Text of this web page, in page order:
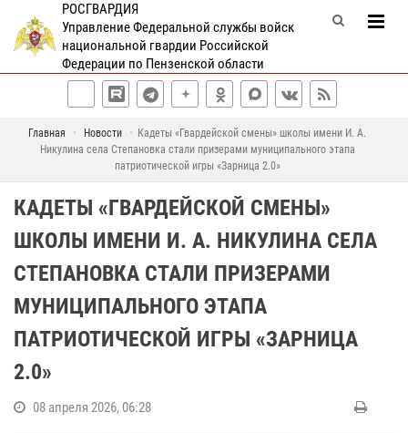
РОСГВАРДИЯ
Управление Федеральной службы войск
национальной гвардии Российской
Федерации по Пензенской области
Главная Новости
Кадеты «Гвардейской смены» школы имени И. А.
Никулина села Степановка стали призерами муниципального этапа
патриотической игры «Зарница 2.0»
КАДЕТЫ «ГВАРДЕЙСКОЙ СМЕНЫ»
ШКОЛЫ ИМЕНИ И. А. НИКУЛИНА СЕЛА
СТЕПАНОВКА СТАЛИ ПРИЗЕРАМИ
МУНИЦИПАЛЬНОГО ЭТАПА
ПАТРИОТИЧЕСКОЙ ИГРЫ «ЗАРНИЦА
2.0»
08 апреля 2026, 06:28